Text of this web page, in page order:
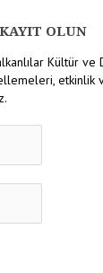
OLUN
Kültür ve